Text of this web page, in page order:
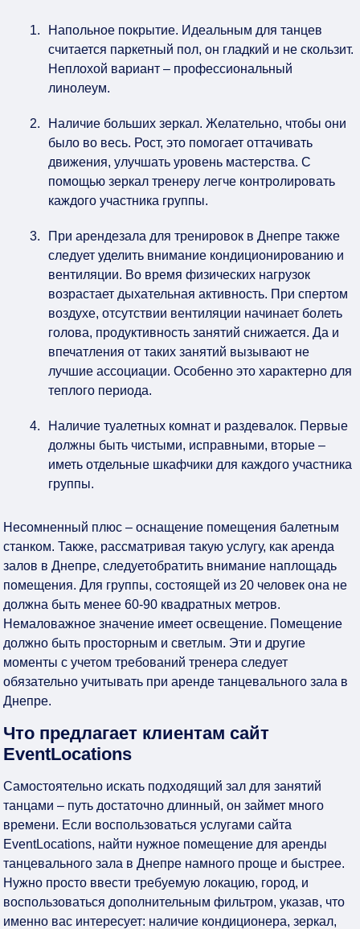
Напольное покрытие. Идеальным для танцев
считается паркетный пол, он гладкий и не скользит.
Неплохой вариант – профессиональный
линолеум.
Наличие больших зеркал. Желательно, чтобы они
было во весь. Рост, это помогает оттачивать
движения, улучшать уровень мастерства. С
помощью зеркал тренеру легче контролировать
каждого участника группы.
При арендезала для тренировок в Днепре также
следует уделить внимание кондиционированию и
вентиляции. Во время физических нагрузок
возрастает дыхательная активность. При спертом
воздухе, отсутствии вентиляции начинает болеть
голова, продуктивность занятий снижается. Да и
впечатления от таких занятий вызывают не
лучшие ассоциации. Особенно это характерно для
теплого периода.
Наличие туалетных комнат и раздевалок. Первые
должны быть чистыми, исправными, вторые –
иметь отдельные шкафчики для каждого участника
группы.
Несомненный плюс – оснащение помещения балетным
станком. Также, рассматривая такую услугу, как аренда
залов в Днепре, следуетобратить внимание наплощадь
помещения. Для группы, состоящей из 20 человек она не
должна быть менее 60-90 квадратных метров.
Немаловажное значение имеет освещение. Помещение
должно быть просторным и светлым. Эти и другие
моменты с учетом требований тренера следует
обязательно учитывать при аренде танцевального зала в
Днепре.
Что предлагает клиентам сайт
EventLocations
Самостоятельно искать подходящий зал для занятий
танцами – путь достаточно длинный, он займет много
времени. Если воспользоваться услугами сайта
EventLocations, найти нужное помещение для аренды
танцевального зала в Днепре намного проще и быстрее.
Нужно просто ввести требуемую локацию, город, и
воспользоваться дополнительным фильтром, указав, что
именно вас интересует: наличие кондиционера, зеркал,